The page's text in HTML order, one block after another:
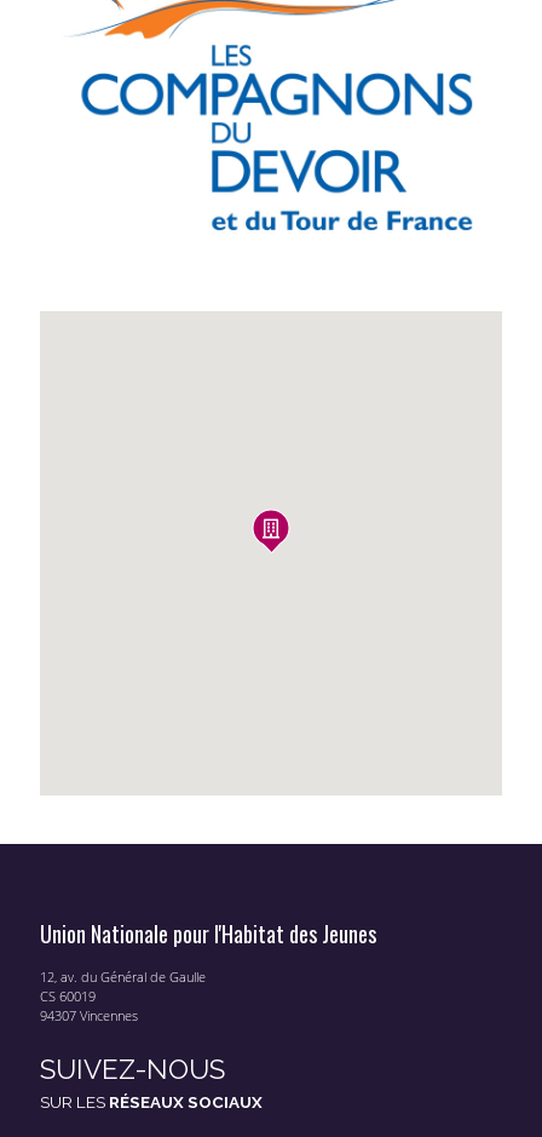
Union Nationale pour l'Habitat des Jeunes
12, av. du Général de Gaulle
CS 60019
94307 Vincennes
SUIVEZ-NOUS
SUR LES RÉSEAUX SOCIAUX